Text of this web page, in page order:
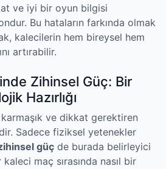
ve iyi bir oyun bilgisi
Bu hataların farkında olmak
kalecilerin hem bireysel hem
artırabilir.
Zihinsel Güç: Bir
Hazırlığı
ve dikkat gerektiren
Sadece fiziksel yetenekler
güç de burada belirleyici
maç sırasında nasıl bir